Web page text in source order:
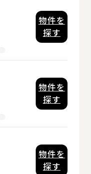
物件を
探す
物件を
探す
物件を
探す